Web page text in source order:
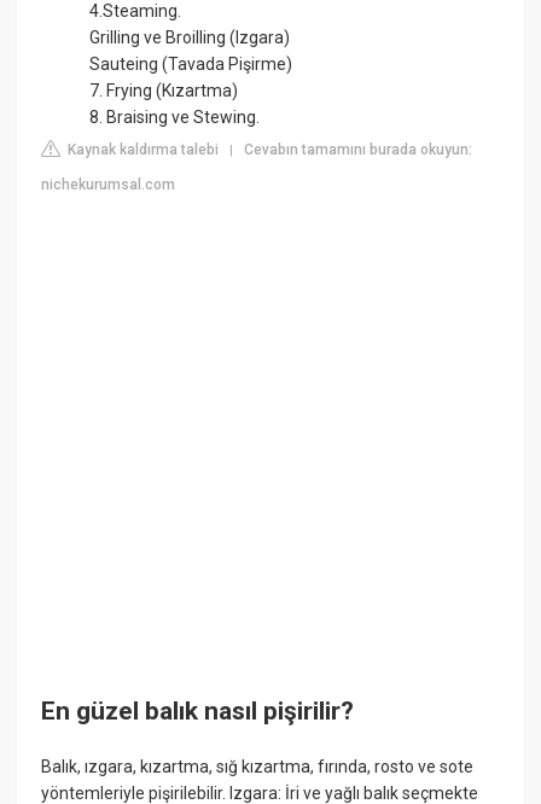
4.Steaming.
Grilling ve Broilling (Izgara)
Sauteing (Tavada Pişirme)
7. Frying (Kızartma)
8. Braising ve Stewing.
Kaynak kaldırma talebi |Cevabın tamamını burada okuyun:
nichekurumsal.com
En güzel balık nasıl pişirilir?
Balık, ızgara, kızartma, sığ kızartma, fırında, rosto ve sote
yöntemleriyle pişirilebilir. Izgara: İri ve yağlı balık seçmekte